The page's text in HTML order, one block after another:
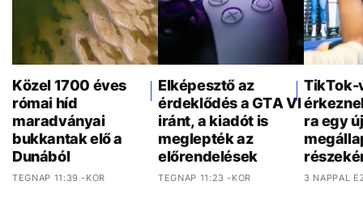
Közel 1700 éves
római híd
maradványai
bukkantak elő a
Dunából
TEGNAP 11:39 -KOR
Elképesztő az
érdeklődés a GTA VI
iránt, a kiadót is
meglepték az
előrendelések
TEGNAP 11:23 -KOR
TikTok-
ra egy új
3 NAPPAL